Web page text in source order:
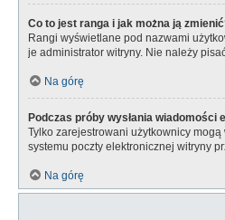
Co to jest ranga i jak można ją
Rangi wyświetlane pod nazwami
je administrator witryny. Nie należy
Na górę
Podczas próby wysłania
Tylko zarejestrowani użytkownicy
systemu poczty elektronicznej witryny
Na górę